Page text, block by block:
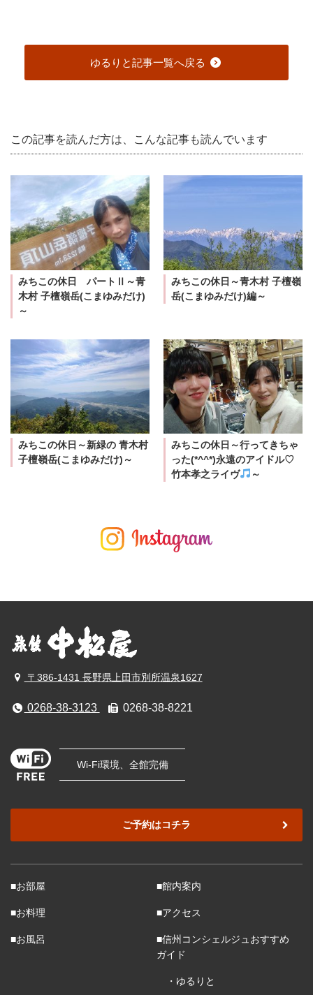
ゆるりと記事一覧へ戻る
この記事を読んだ方は、こんな記事も読んでいます
みちこの休日 パートⅡ～青
木村 子檀嶺岳(こまゆみだけ)
～
みちこの休日～青木村 子檀嶺
岳(こまゆみだけ)編～
みちこの休日～新緑の 青木村
子檀嶺岳(こまゆみだけ)～
みちこの休日～行ってきちゃ
った(*^^*)永遠のアイドル♡
竹本孝之ライヴ
～
〒386-1431 長野県上田市別所温泉1627
0268-38-3123 0268-38-8221
Wi-Fi環境、全館完備
ご予約はコチラ
■お部屋
■お料理
■お風呂
■館内案内
■アクセス
■信州コンシェルジュおすすめ
ガイド
・ゆるりと